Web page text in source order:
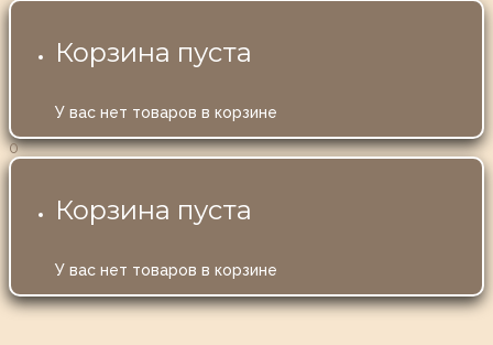
Корзина пуста
У вас нет товаров в корзине
0
Корзина пуста
У вас нет товаров в корзине